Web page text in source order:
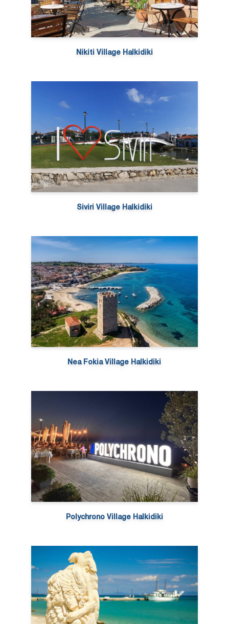
Nikiti Village Halkidiki
Siviri Village Halkidiki
Nea Fokia Village Halkidiki
Polychrono Village Halkidiki